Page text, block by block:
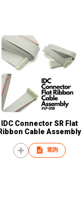
IDC Connector SR Flat
Cable Assembly
查詢